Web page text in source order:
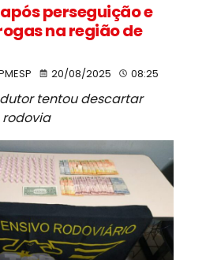
perseguição e
na região de
20/08/2025 08:25
tentou descartar